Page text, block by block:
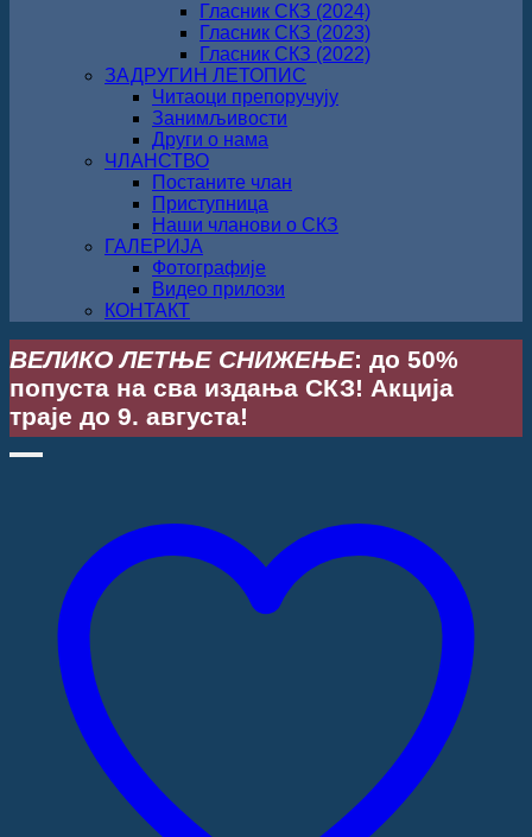
Гласник СКЗ (2024)
Гласник СКЗ (2023)
Гласник СКЗ (2022)
ЗАДРУГИН ЛЕТОПИС
Читаоци препоручују
Занимљивости
Други о нама
ЧЛАНСТВО
Постаните члан
Приступница
Наши чланови о СКЗ
ГАЛЕРИЈА
Фотографије
Видео прилози
КОНТАКТ
ВЕЛИКО ЛЕТЊЕ СНИЖЕЊЕ: до 50%
попуста на сва издања СКЗ! Акција
траје до 9. августа!